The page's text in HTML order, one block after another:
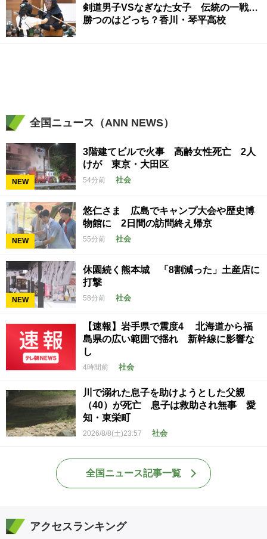
剣道男子VSなぎなた女子 伝統の一戦…
勝つのはどっち？香川・琴平高校
全国ニュース（ANN NEWS）
NEW
3階建てビルで火事 高齢女性死亡 2人
けが 東京・大田区
54分前 社会
NEW
悠仁さま 広島でキャンプ大会や歴史博
物館に 2日間の訪問終え帰京
55分前 社会
NEW
休園続く熊本城 「8割減った」土産店に
打撃
58分前 社会
【速報】岩手県で震度4 北海道から福
島県の広い範囲で揺れ 新幹線に影響な
し
4時間前 社会
川で溺れた息子を助けようとした父親
（40）が死亡 息子は救助され無事 愛
知・東栄町
2026/8/8(土)23:57 社会
全国ニュース記事一覧
アクセスランキング